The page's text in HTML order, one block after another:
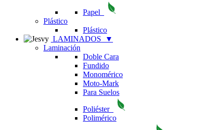
Papel
Plástico
Plástico
LAMINADOS
▼
Laminación
Doble Cara
Fundido
Monomérico
Moto-Mark
Para Suelos
Poliéster
Polimérico